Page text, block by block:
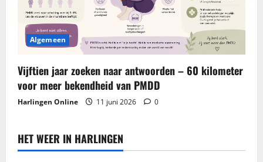
Algemeen
Vijftien jaar zoeken naar antwoorden – 60 kilometer
voor meer bekendheid van PMDD
Harlingen Online 11 juni 2026 0
HET WEER IN HARLINGEN